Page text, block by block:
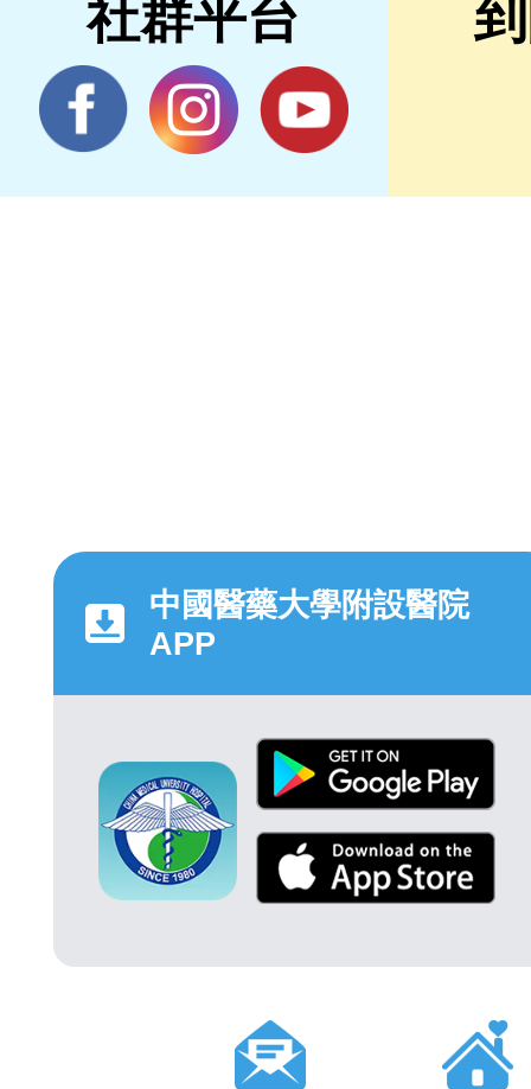
社群平台
中國醫藥大學附設醫院
APP